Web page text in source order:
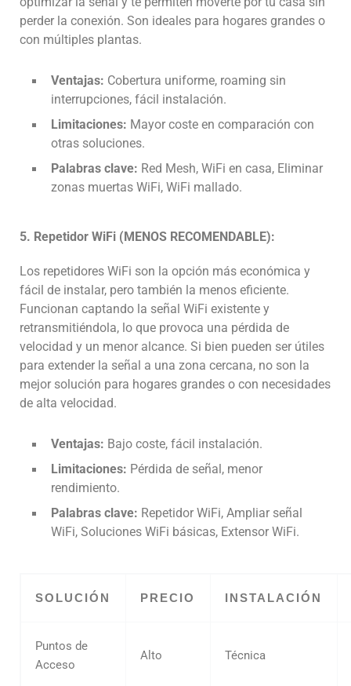
perder la conexión. Son ideales para hogares grandes o
con múltiples plantas.
Ventajas: Cobertura uniforme, roaming sin
interrupciones, fácil instalación.
Limitaciones: Mayor coste en comparación con
otras soluciones.
Palabras clave: Red Mesh, WiFi en casa, Eliminar
zonas muertas WiFi, WiFi mallado.
5. Repetidor WiFi (MENOS RECOMENDABLE):
Los repetidores WiFi son la opción más económica y
fácil de instalar, pero también la menos eficiente.
Funcionan captando la señal WiFi existente y
retransmitiéndola, lo que provoca una pérdida de
velocidad y un menor alcance. Si bien pueden ser útiles
para extender la señal a una zona cercana, no son la
mejor solución para hogares grandes o con necesidades
de alta velocidad.
Ventajas: Bajo coste, fácil instalación.
Limitaciones: Pérdida de señal, menor
rendimiento.
Palabras clave: Repetidor WiFi, Ampliar señal
WiFi, Soluciones WiFi básicas, Extensor WiFi.
SOLUCIÓN PRECIO INSTALACIÓN
Puntos de
Acceso
Alto Técnica